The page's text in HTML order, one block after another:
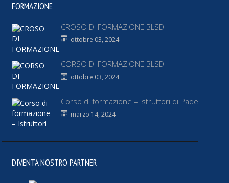
FORMAZIONE
CROSO DI FORMAZIONE BLSD
ottobre 03, 2024
CORSO DI FORMAZIONE BLSD
ottobre 03, 2024
Corso di formazione – Istruttori di Padel
marzo 14, 2024
DIVENTA NOSTRO PARTNER